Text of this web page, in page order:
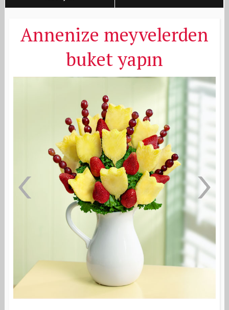
Annenize meyvelerden
buket yapın